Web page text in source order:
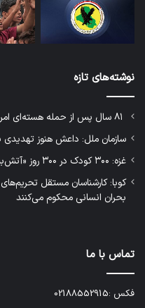
نوشته‌های تازه
سازمان ملل: داعش هنوز
غزه: ۳۰۰ کودک در ۳۰۰ روز «آتش‌بس» اسرائیل و حماس کشته شدند
کوبا: کارشناسان مستقل
بحران انسانی محکوم می‌کنند
تماس با ما
فکس :02188552915